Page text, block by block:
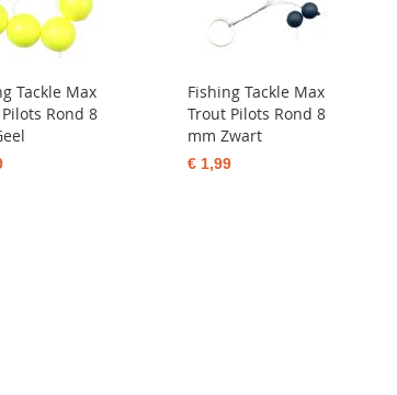
Tackle Max
Rond 8
Fishing Tackle Max
Trout Pilots Rond 8
mm Zwart
€ 1,99